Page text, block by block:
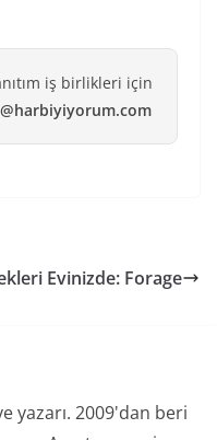
iş birlikleri için
Evinizde: Forage
yazarı. 2009'dan beri